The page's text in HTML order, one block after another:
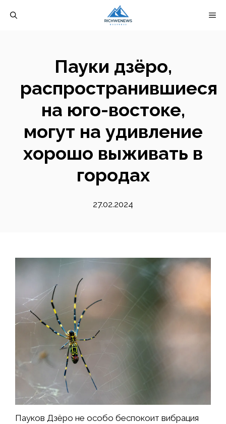
Пауки дзёро,
распространившиеся
на юго-востоке,
могут на удивление
хорошо выживать в
городах
27.02.2024
Пауков Дзёро не особо беспокоит вибрация